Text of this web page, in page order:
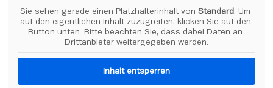
Sie sehen gerade einen Platzhalterinhalt von Standard . Um
auf den eigentlichen Inhalt zuzugreifen, klicken Sie auf den
Button unten. Bitte beachten Sie, dass dabei Daten an
Drittanbieter weitergegeben werden.
Inhalt entsperren